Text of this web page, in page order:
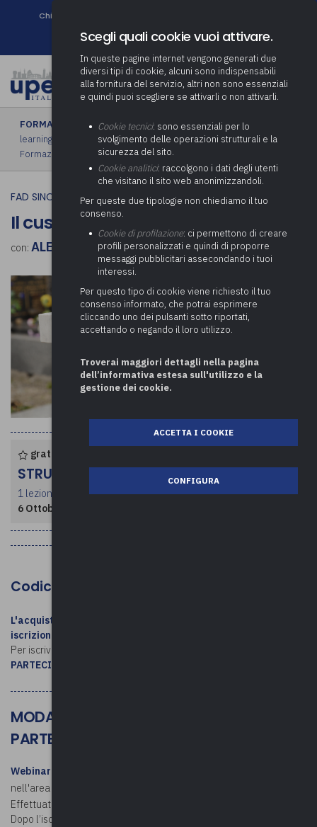
Chi siamo
Newsletter
FORMAZIONE ›FAD sincrona (in diretta)|FAD asincrona (e-
learning)
Formazione obbligatoria|Formazione in aula|
Formazione in house|Piano formativo gratuito associati
FAD SINCRONA (IN DIRETTA)
Il custode del cimitero
con: ALESSANDRO RUSSO
gratuito per enti associati
STRUTTURA CORSO
1 lezione per un totale di 2.5 ore
6 Ottobre 2026
Codice MEPA: FS-120/2026
L'acquisto su MEPA / l'invio della determina NON costituiscono
iscrizione al corso
Per iscriversi, consultare le
PARTECIPAZIONE
MODALITÀ DI ISCRIZIONE E
PARTECIPAZIONE
Webinar
nell'area riservata di Upel (Non hai un account?
Effettuato l'accesso, si procede con l'iscrizione.
Dopo l’iscrizione,
Scegli quali cookie vuoi attivare.
In queste pagine internet vengono generati due
diversi tipi di cookie, alcuni sono indispensabili
alla fornitura del servizio, altri non sono essenziali
e quindi puoi scegliere se attivarli o non attivarli.
Cookie tecnici: sono essenziali per lo
svolgimento delle operazioni strutturali e la
sicurezza del sito.
Cookie analitici: raccolgono i dati degli utenti
che visitano il sito web anonimizzandoli.
Per queste due tipologie non chiediamo il tuo
consenso.
Cookie di profilazione: ci permettono di creare
profili personalizzati e quindi di proporre
messaggi pubblicitari assecondando i tuoi
interessi.
Per questo tipo di cookie viene richiesto il tuo
consenso informato, che potrai esprimere
cliccando uno dei pulsanti sotto riportati,
accettando o negando il loro utilizzo.
Troverai maggiori dettagli nella pagina
dell’informativa estesa sull'utilizzo e la
gestione dei cookie.
ACCETTA I COOKIE
CONFIGURA